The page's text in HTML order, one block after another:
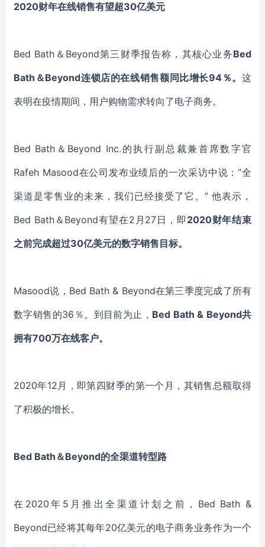
2020财年在线销售有望超30亿美元
Bed Bath＆Beyond第三财季报告称，其核心业务Bed
Bath＆Beyond连锁店的在线销售额同比增长94％。 这
表明在疫情期间，用户购物需求转向了电子商务。
Bed Bath＆Beyond Inc.的执行副总裁兼首席数字官
Rafeh Masood在公司发布业绩后的一次采访中说：“全
渠道是零售业的未来，我们已经接受了它。” 他表示 ，
Bed Bath＆Beyond有望在2月27日， 即 2020财年结束
之前完成超过30亿美元的数字销售目标。
Masood说，Bed Bath & Beyond在第三季度完成了所有
数字销售的36％。到目前为止， Bed Bath & Beyond共
拥有700万在线客户。
2020年12月，即第四财季的第一个月， 其销售总额取得
了积极的增长。
Bed Bath＆Beyond的全渠道转型路
在 2020年5月推出全渠道计划之前，Bed Bath &
Beyond已经将其每年20亿美元的电子商务业务作为一个